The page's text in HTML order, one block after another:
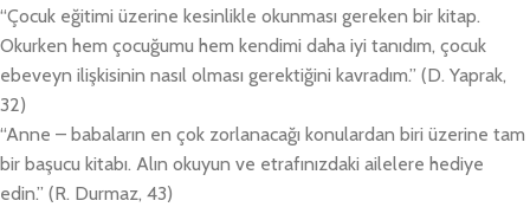
“Çocuk eğitimi üzerine kesinlikle okunması gereken bir kitap.
Okurken hem çocuğumu hem kendimi daha iyi tanıdım, çocuk
ebeveyn ilişkisinin nasıl olması gerektiğini kavradım.” (D. Yaprak,
32)
“Anne – babaların en çok zorlanacağı konulardan biri üzerine tam
bir başucu kitabı. Alın okuyun ve etrafınızdaki ailelere hediye
edin.” (R. Durmaz, 43)